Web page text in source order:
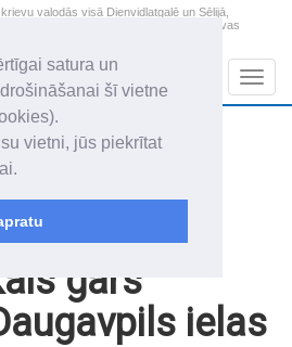
satura un
šī vietne
vietni, jūs piekrītat
valodās visā Dienvidlatgalē un Sēlijā,
Daugavpils valstspilsētu, Augšdaugavas
+18.2
gars
ielas